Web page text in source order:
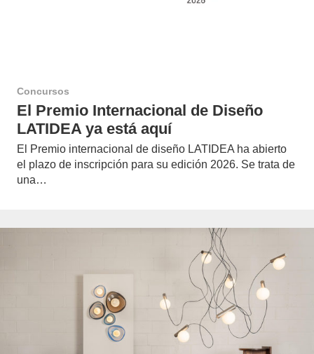
Concursos
El Premio Internacional de Diseño
LATIDEA ya está aquí
El Premio internacional de diseño LATIDEA ha abierto
el plazo de inscripción para su edición 2026. Se trata de
una…